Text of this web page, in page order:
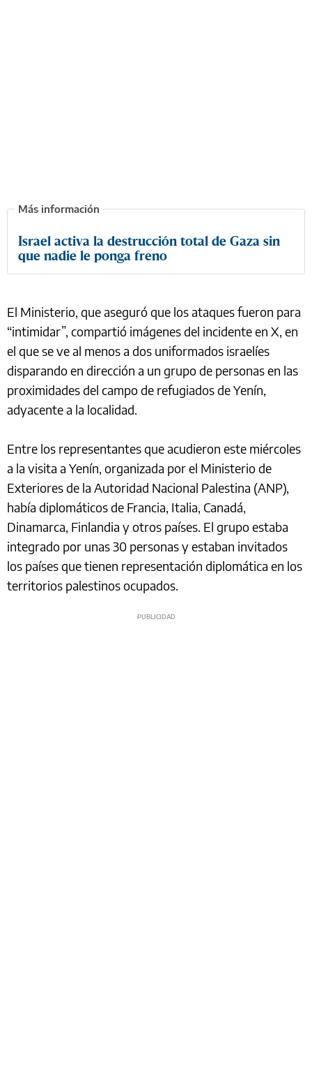
Israel activa la destrucción total de Gaza sin
que nadie le ponga freno
El Ministerio, que aseguró que los ataques fueron para
“intimidar”, compartió imágenes del incidente en X, en
el que se ve al menos a dos uniformados israelíes
disparando en dirección a un grupo de personas en las
proximidades del campo de refugiados de Yenín,
adyacente a la localidad.
Entre los representantes que acudieron este miércoles
a la visita a Yenín, organizada por el Ministerio de
Exteriores de la Autoridad Nacional Palestina (ANP),
había diplomáticos de Francia, Italia, Canadá,
Dinamarca, Finlandia y otros países. El grupo estaba
integrado por unas 30 personas y estaban invitados
los países que tienen representación diplomática en los
territorios palestinos ocupados.